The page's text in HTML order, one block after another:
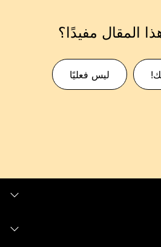
المقال مفيدًا؟
ليس فعليًا